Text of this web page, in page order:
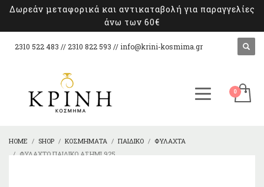
Δωρεάν μεταφορικά και αντικαταβολή για παραγγελίες
άνω των 60€
2310 522 483 // 2310 822 593 // info@krini-kosmima.gr
HOME SHOP ΚΟΣΜΉΜΑΤΑ ΠΑΙΔΙΚΌ
ΦΥΛΑΧΤΆ
ΦΥΛΑΧΤΌ ΠΑΙΔΙΚΌ ΑΣΉΜΙ 925